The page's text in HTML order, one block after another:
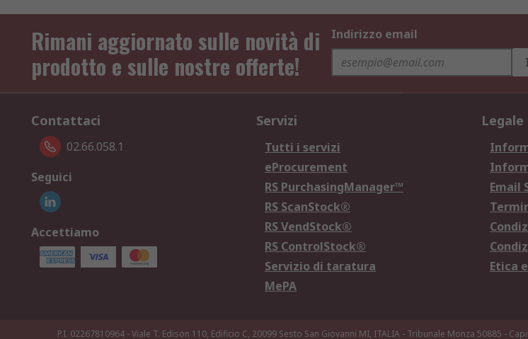
Rimani aggiornato sulle novità di
prodotto e sulle nostre offerte!
Indirizzo email
Contattaci
02.66.058.1
Seguici
Accettiamo
Servizi
Tutti i servizi
eProcurement
RS PurchasingManager™
RS ScanStock®
RS VendStock®
RS ControlStock®
Servizio di taratura
MePA
Legale
Email
Etica
P.I. 02267810964 - Viale T. Edison 110, Edificio C, 20099 Sesto San Giovanni MI, ITALIA - Tribunale Monza 50885 -